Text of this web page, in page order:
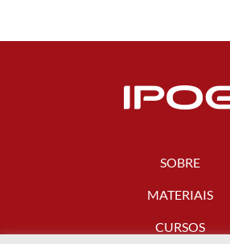
SOBRE
MATERIAIS
CURSOS